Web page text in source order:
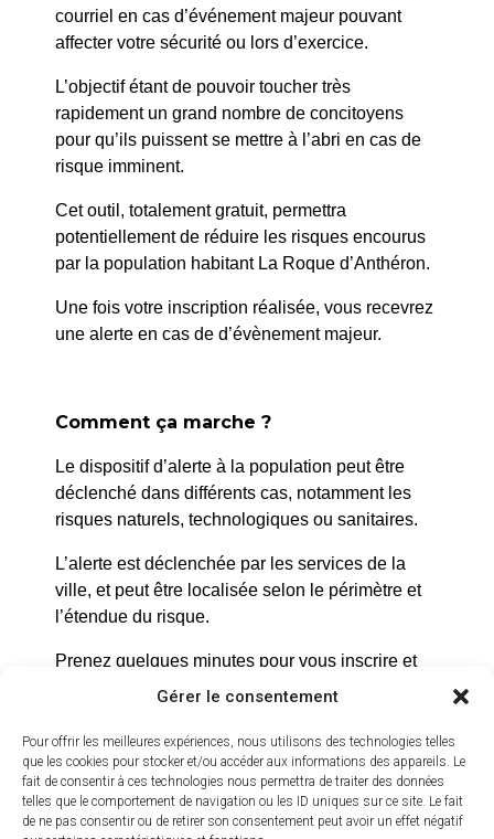
Gérer le consentement
Pour offrir les meilleures expériences, nous utilisons des technologies telles
que les cookies pour stocker et/ou accéder aux informations des appareils. Le
fait de consentir à ces technologies nous permettra de traiter des données
telles que le comportement de navigation ou les ID uniques sur ce site. Le fait
de ne pas consentir ou de retirer son consentement peut avoir un effet négatif
DEPARTEMENT DES BOUCHES-DU-RHONE ET A LA
REGION PACA POUR LA RESTAURATION DE LA
TOITURE ET DE L’HORLOGE DE L’ANCIENNE MAIRIE
La Roque d’Anthéron
2 avenue de l’Europe Unie,
13640 La Roque d’Anthéron
04 42 95 70 70
Nous contacter
Horaires d'ouverture
Du lundi au jeudi :
de 8h30 à 11h30 et de 14h à 16h
Le vendredi :
courriel en cas d’événement majeur pouvant
affecter votre sécurité ou lors d’exercice.
L’objectif étant de pouvoir toucher très
rapidement un grand nombre de concitoyens
pour qu’ils puissent se mettre à l’abri en cas de
risque imminent.
Cet outil, totalement gratuit, permettra
potentiellement de réduire les risques encourus
par la population habitant La Roque d’Anthéron.
Une fois votre inscription réalisée, vous recevrez
une alerte en cas de d’évènement majeur.
Comment ça marche ?
Le dispositif d’alerte à la population peut être
déclenché dans différents cas, notamment les
risques naturels, technologiques ou sanitaires.
L’alerte est déclenchée par les services de la
ville, et peut être localisée selon le périmètre et
l’étendue du risque.
Prenez quelques minutes pour vous inscrire et
bénéficier gratuitement de ce service d’alerte :
https://inscription.cedralis.com/
Comment sont utilisées les données